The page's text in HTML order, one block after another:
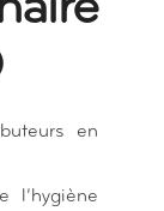
en
l’hygiène